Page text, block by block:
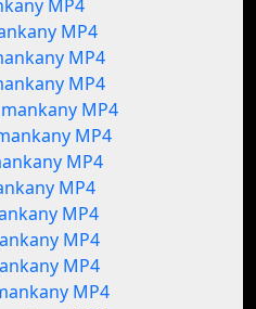
MP4
MP4
MP4
MP4
MP4
MP4
MP4
MP4
MP4
MP4
MP4
MP4